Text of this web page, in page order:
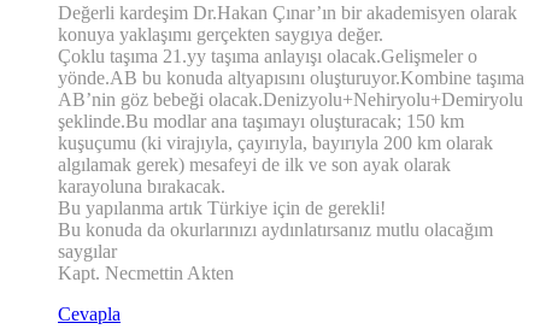
Değerli kardeşim Dr.Hakan Çınar’ın bir akademisyen olarak
konuya yaklaşımı gerçekten saygıya değer.
Çoklu taşıma 21.yy taşıma anlayışı olacak.Gelişmeler o
yönde.AB bu konuda altyapısını oluşturuyor.Kombine taşıma
AB’nin göz bebeği olacak.Denizyolu+Nehiryolu+Demiryolu
şeklinde.Bu modlar ana taşımayı oluşturacak; 150 km
kuşuçumu (ki virajıyla, çayırıyla, bayırıyla 200 km olarak
algılamak gerek) mesafeyi de ilk ve son ayak olarak
karayoluna bırakacak.
Bu yapılanma artık Türkiye için de gerekli!
Bu konuda da okurlarınızı aydınlatırsanız mutlu olacağım
saygılar
Kapt. Necmettin Akten
Cevapla